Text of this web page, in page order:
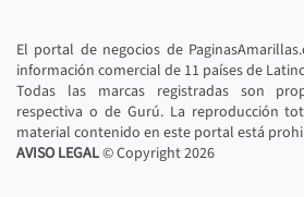
El portal de negocios de
información comercial de 11 países de
Todas las marcas registradas son
respectiva o de Gurú. La reproducción
material contenido en este portal está
AVISO LEGAL© Copyright2026